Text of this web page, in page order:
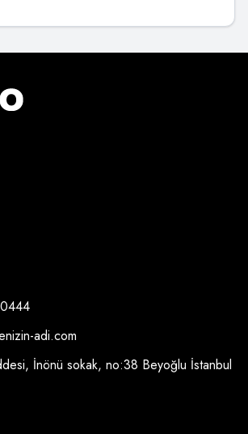
adi.com
İnönü sokak, no:38 Beyoğlu İstanbul